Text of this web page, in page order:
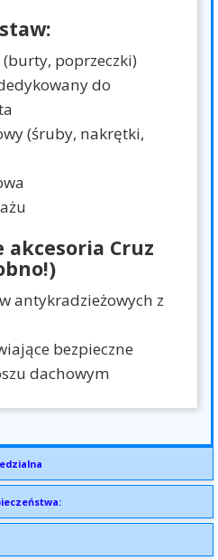
poprzeczki)
do
(śruby, nakrętki,
Cruz
antykradzieżowych z
bezpieczne
dachowym